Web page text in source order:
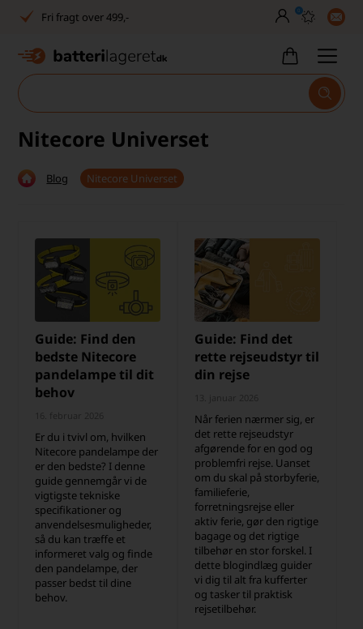
Fri fragt over 499,-
Dansk lager
1040+ glade kunder på Trustpilot
Dag-til-dag levering
Dansk lager
30 dages returret
Tlf. er lukket uge 27-32
1040+ glade kunder på Trustpilot
0
Nitecore Universet
Blog Nitecore Universet
Guide: Find den
bedste Nitecore
pandelampe til dit
behov
Er du i tvivl om, hvilken
Nitecore pandelampe der
er den bedste? I denne
guide gennemgår vi de
vigtigste tekniske
specifikationer og
anvendelsesmuligheder,
så du kan træffe et
informeret valg og finde
den pandelampe, der
passer bedst til dine
behov.
Guide: Find det
rette rejseudstyr til
din rejse
Når ferien nærmer sig, er
det rette rejseudstyr
afgørende for en god og
problemfri rejse. Uanset
om du skal på storbyferie,
familieferie,
forretningsrejse eller
aktiv ferie, gør den rigtige
bagage og det rigtige
tilbehør en stor forskel. I
dette blogindlæg guider
vi dig til alt fra kufferter
og tasker til praktisk
rejsetilbehør.